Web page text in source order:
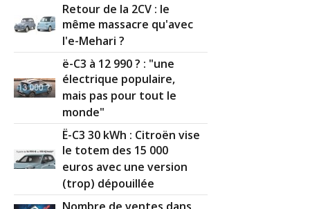
Retour de la 2CV : le
même massacre qu'avec
l'e-Mehari ?
ë-C3 à 12 990 ? : "une
électrique populaire,
mais pas pour tout le
monde"
Ë-C3 30 kWh : Citroën vise
le totem des 15 000
euros avec une version
(trop) dépouillée